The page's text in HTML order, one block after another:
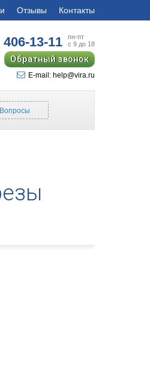
Отзывы Контакты
406-13-11
пн-пт
с 9 до 18
Обратный звонок
E-mail: help@vira.ru
Вопросы